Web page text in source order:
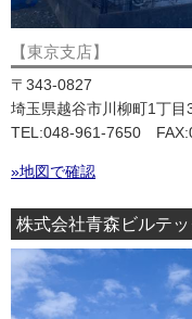
【東京支店】
〒343-0827
埼玉県越谷市川柳町1丁目
TEL:048-961-7650
»地図で確認
株式会社青森ビルテッ